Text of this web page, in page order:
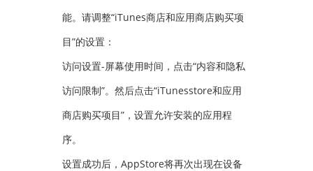
能。请调整“iTunes商店和应用商店购买项
目”的设置：
访问设置-屏幕使用时间，点击“内容和隐私
访问限制”。然后点击“iTunesstore和应用
商店购买项目”，设置允许安装的应用程
序。
设置成功后，AppStore将再次出现在设备